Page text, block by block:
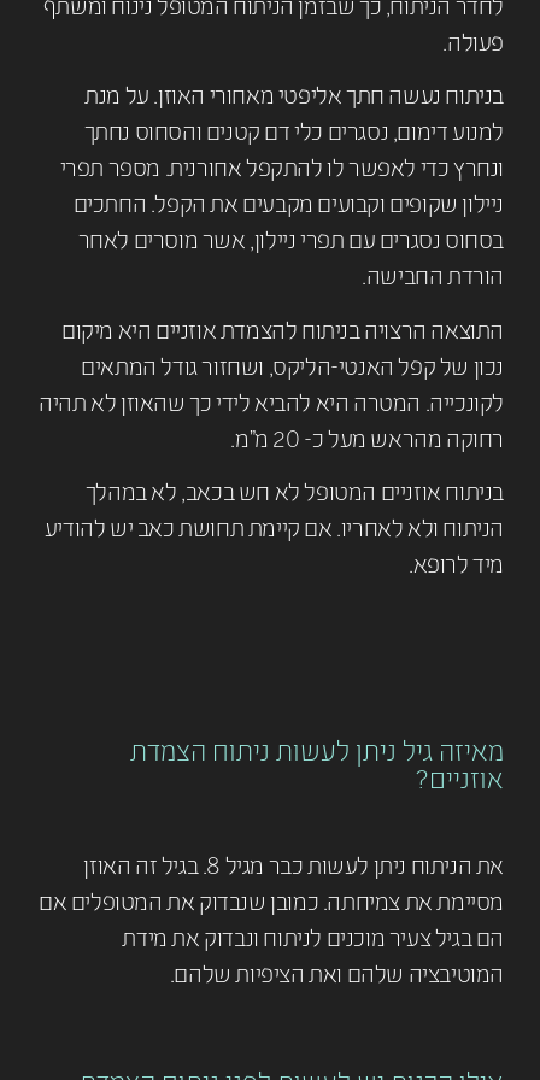
לחדר הניתוח, כך שבזמן הניתוח המטופל נינוח ומשתף
פעולה.
בניתוח נעשה חתך אליפטי מאחורי האוזן. על מנת
למנוע דימום, נסגרים כלי דם קטנים והסחוס נחתך
ונחרץ כדי לאפשר לו להתקפל אחורנית. מספר תפרי
ניילון שקופים וקבועים מקבעים את הקפל. החתכים
בסחוס נסגרים עם תפרי ניילון, אשר מוסרים לאחר
הורדת החבישה.
התוצאה הרצויה בניתוח להצמדת אוזניים היא מיקום
נכון של קפל האנטי-הליקס, ושחזור גודל המתאים
לקונכייה. המטרה היא להביא לידי כך שהאוזן לא תהיה
רחוקה מהראש מעל כ- 20 מ”מ.
בניתוח אוזניים המטופל לא חש בכאב, לא במהלך
הניתוח ולא לאחריו. אם קיימת תחושת כאב יש להודיע
מיד לרופא.
מאיזה גיל ניתן לעשות ניתוח הצמדת
אוזניים?
את הניתוח ניתן לעשות כבר מגיל 8. בגיל זה האוזן
מסיימת את צמיחתה. כמובן שנבדוק את המטופלים אם
הם בגיל צעיר מוכנים לניתוח ונבדוק את מידת
המוטיבציה שלהם ואת הציפיות שלהם.